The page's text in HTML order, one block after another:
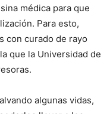
médica para que
Para esto,
con curado de rayo
que la Universidad de
algunas vidas,